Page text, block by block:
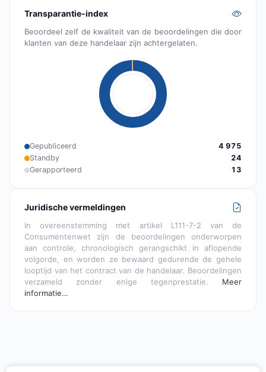
Transparantie-index
Beoordeel zelf de kwaliteit van de beoordelingen die door
klanten van deze handelaar zijn achtergelaten.
Gepubliceerd
4 975
Standby
24
Gerapporteerd
13
Juridische vermeldingen
In overeenstemming met artikel L111-7-2 van de
Consumentenwet zijn de beoordelingen onderworpen
aan controle, chronologisch gerangschikt in aflopende
volgorde, en worden ze bewaard gedurende de gehele
looptijd van het contract van de handelaar. Beoordelingen
verzameld zonder enige tegenprestatie. Meer
informatie…